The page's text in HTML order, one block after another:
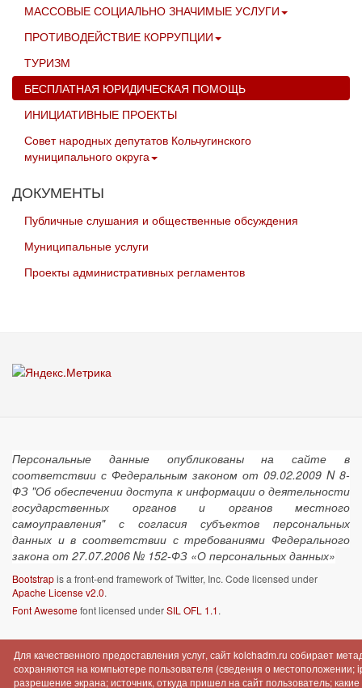
МАССОВЫЕ СОЦИАЛЬНО ЗНАЧИМЫЕ УСЛУГИ
ПРОТИВОДЕЙСТВИЕ КОРРУПЦИИ
ТУРИЗМ
БЕСПЛАТНАЯ ЮРИДИЧЕСКАЯ ПОМОЩЬ
ИНИЦИАТИВНЫЕ ПРОЕКТЫ
Совет народных депутатов Кольчугинского
муниципального округа
ДОКУМЕНТЫ
Публичные слушания и общественные обсуждения
Муниципальные услуги
Проекты административных регламентов
Персональные данные опубликованы на сайте в
соответствии с Федеральным законом от 09.02.2009 N 8-
ФЗ "Об обеспечении доступа к информации о деятельности
государственных органов и органов местного
самоуправления" с согласия субъектов персональных
данных и в соответствии с требованиями Федерального
закона от 27.07.2006 № 152-ФЗ «О персональных данных»
Bootstrapis a front-end framework of Twitter, Inc. Code licensed under
Apache License v2.0.
Font Awesomefont licensed underSIL OFL 1.1.
Для качественного предоставления услуг, сайт kolchadm.ru собирает
сохраняются на компьютере пользователя (сведения о местоположении;
разрешение экрана; источник, откуда пришел на сайт пользователь;